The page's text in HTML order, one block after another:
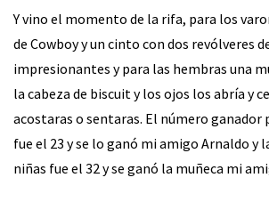
Y vino el momento de la rifa, para los
de Cowboy y un cinto con dos revólveres
impresionantes y para las hembras una
la cabeza de biscuit y los ojos los abría y
acostaras o sentaras. El número ganador
fue el 23 y se lo ganó mi amigo Arnaldo y
niñas fue el 32 y se ganó la muñeca mi